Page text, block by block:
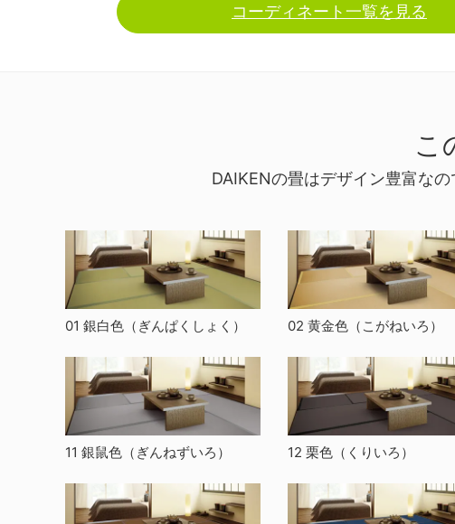
コーディネート一覧を見る
こ
DAIKENの畳はデザイン豊富な
01 銀白色 （ぎんぱくしょく） 02 黄金色 （こがねいろ）
11 銀鼠色 （ぎんねずいろ） 12 栗色 （くりいろ）